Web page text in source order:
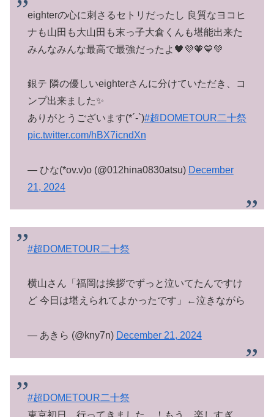
eighterの心に刺さるセトリだったし 良質なヨコヒ
ナも山田も大山田も末っ子大倉くんも堪能出来た
みんなみんな最高で最強だったよ🖤💜🧡💙💚
銀テ 隣の優しいeighterさんに分けていただき、コ
ンプ出来ました✨
ありがとうございます(*´-`)#超DOMETOUR二十祭
pic.twitter.com/hBX7icndXn
— ひな(*ov.v)o (@012hina0830atsu) December
21, 2024
#超DOMETOUR二十祭
横山さん「福岡は挨拶でずっと泣いてたんですけ
ど 今日は堪えられてよかったです」←泣きながら
— あきら (@kny7n) December 21, 2024
#超DOMETOUR二十祭
東京初日、行ってきました…！もう、楽しすぎ